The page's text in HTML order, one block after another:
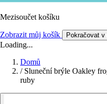
Mezisoučet košíku
Zobrazit můj košík Pokračovat v
Loading...
Domů
/ Sluneční brýle Oakley
ruby